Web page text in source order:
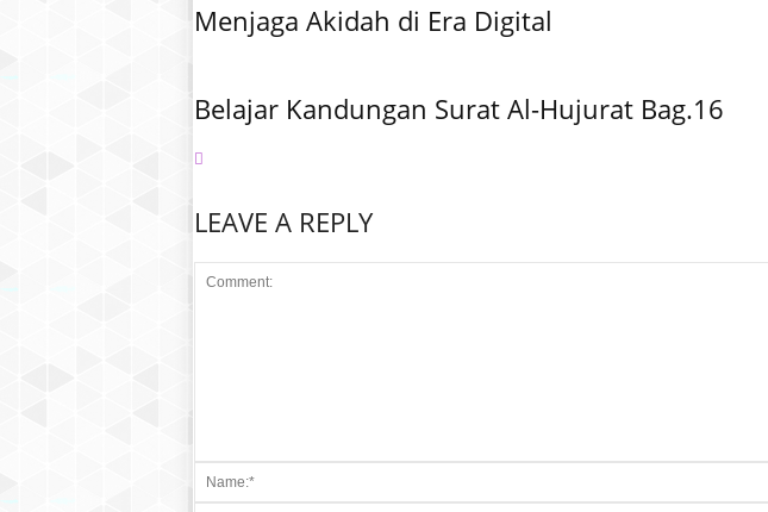
Menjaga Akidah di Era Digital
Belajar Kandungan Surat Al-Hujurat Bag.16
LEAVE A REPLY